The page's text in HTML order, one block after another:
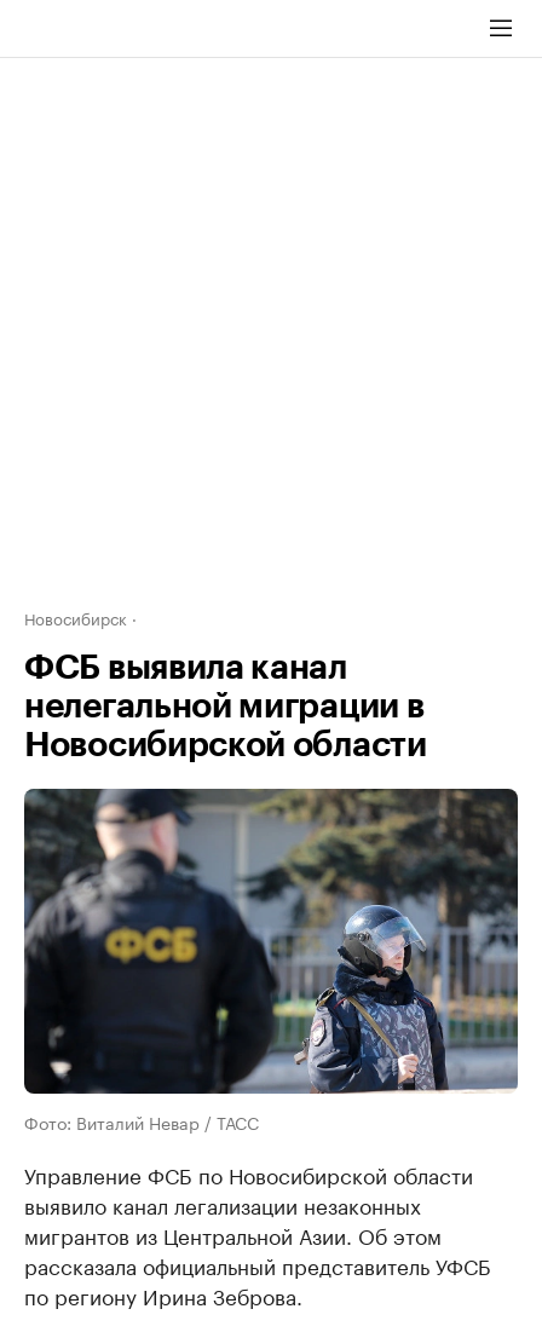
Новосибирск
ФСБ выявила канал
нелегальной миграции в
Новосибирской области
Фото: Виталий Невар / ТАСС
Управление ФСБ по Новосибирской области
выявило канал легализации незаконных
мигрантов из Центральной Азии. Об этом
рассказала официальный представитель УФСБ
по региону Ирина Зеброва.